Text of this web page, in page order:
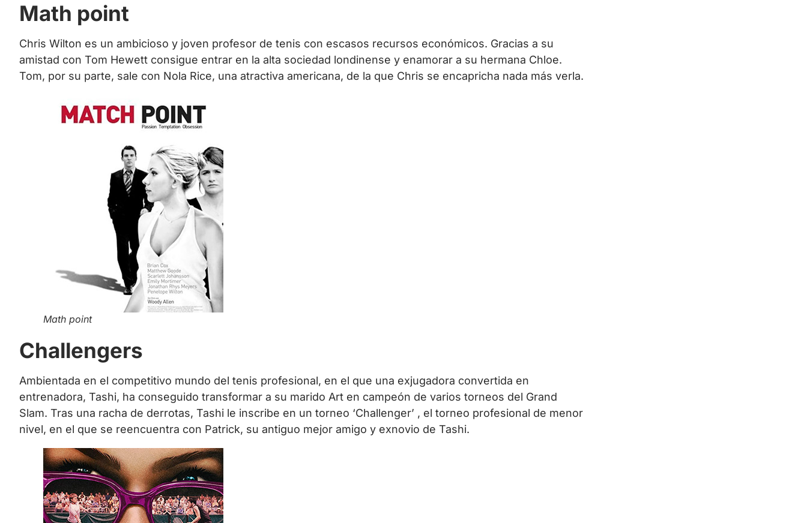
Math point
Chris Wilton es un ambicioso y joven profesor de tenis con escasos recursos económicos. Gracias a su
amistad con Tom Hewett consigue entrar en la alta sociedad londinense y enamorar a su hermana Chloe.
Tom, por su parte, sale con Nola Rice, una atractiva americana, de la que Chris se encapricha nada más verla.
Math point
Challengers
Ambientada en el competitivo mundo del tenis profesional, en el que una exjugadora convertida en
entrenadora, Tashi, ha conseguido transformar a su marido Art en campeón de varios torneos del Grand
Slam. Tras una racha de derrotas, Tashi le inscribe en un torneo ‘Challenger’ , el torneo profesional de menor
nivel, en el que se reencuentra con Patrick, su antiguo mejor amigo y exnovio de Tashi.